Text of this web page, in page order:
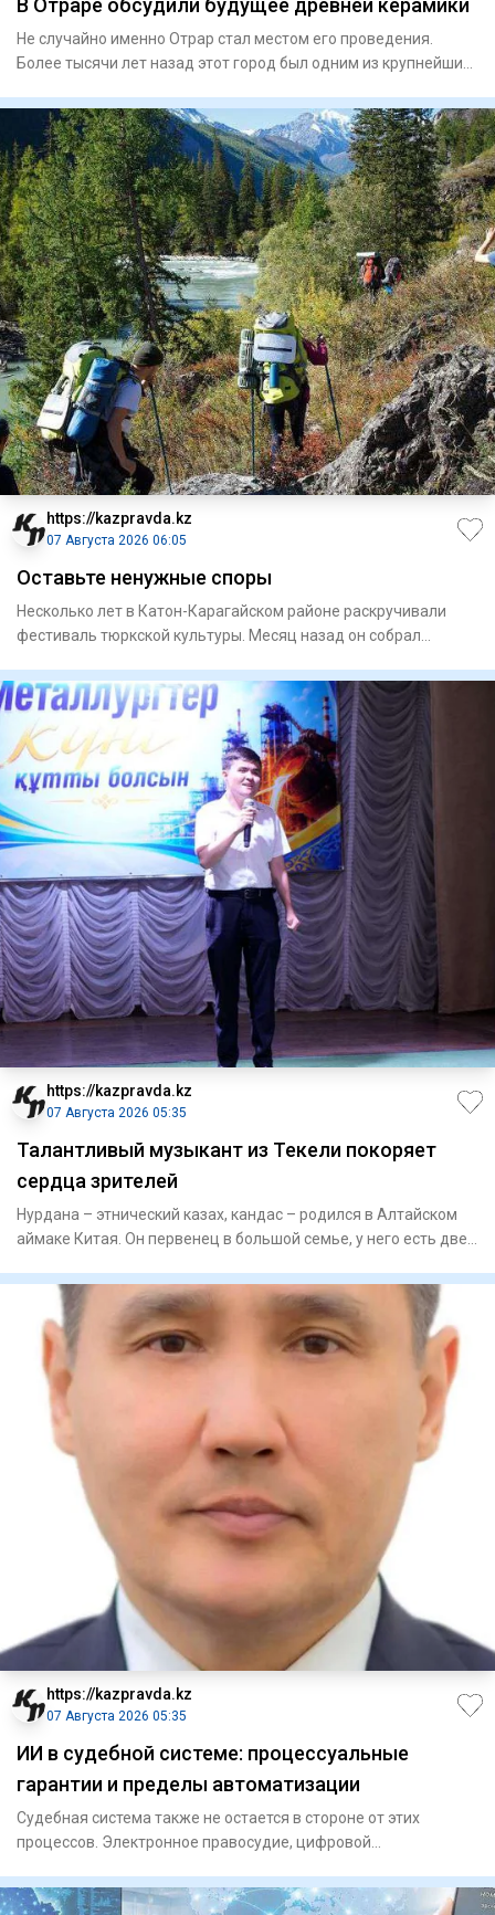
В Отраре обсудили будущее древней керамики
Не случайно именно Отрар стал местом его проведения.
Более тысячи лет назад этот город был одним из крупнейших
https://kazpravda.kz
07 Августа 2026 06:05
Оставьте ненужные споры
Несколько лет в Катон-Карагайском районе раскручивали
фестиваль тюркской культуры. Месяц назад он собрал
https://kazpravda.kz
07 Августа 2026 05:35
Талантливый музыкант из Текели покоряет
сердца зрителей
Нурдана – этнический казах, кандас – родился в Алтайском
аймаке Китая. Он первенец в большой семье, у него есть две
https://kazpravda.kz
07 Августа 2026 05:35
ИИ в судебной системе: процессуальные
гарантии и пределы автоматизации
Судебная система также не остается в стороне от этих
процессов. Электронное правосудие, цифровой